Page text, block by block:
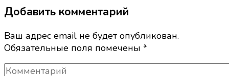
Добавить комментарий
Ваш адрес email не будет опубликован.
Обязательные поля помечены *
Комментарий